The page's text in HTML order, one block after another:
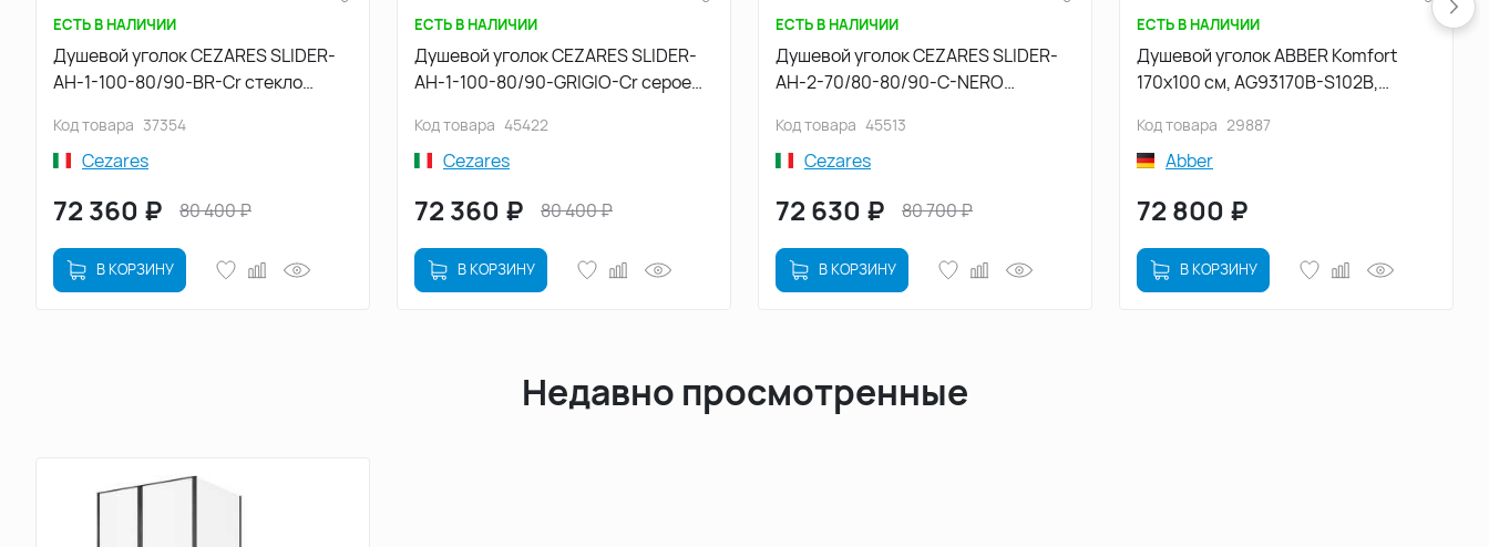
ЕСТЬ В НАЛИЧИИ
Душевой уголок CEZARES SLIDER-
AH-1-100-80/90-BR-Cr стекло
Хром
Код товара 37354
Cezares
72 360 ₽ 80 400₽
В КОРЗИНУ
ЕСТЬ В НАЛИЧИИ
Душевой уголок CEZARES SLIDER-
AH-1-100-80/90-GRIGIO-Cr серое
Код товара 45422
Cezares
72 360 ₽ 80 400₽
В КОРЗИНУ
ЕСТЬ В НАЛИЧИИ
Душевой уголок CEZARES SLIDER-
AH-2-70/80-80/90-C-NERO
Черный
Код товара 45513
Cezares
72 630 ₽ 80 700₽
В КОРЗИНУ
ЕСТЬ В НАЛИЧИИ
Душевой уголок ABBER Komfort
170х100 см, AG93170B-S102B,
прозрачное
Код товара 29887
Abber
72 800 ₽
В КОРЗИНУ
Недавно просмотренные